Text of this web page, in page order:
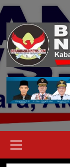
Skip
content
Menu